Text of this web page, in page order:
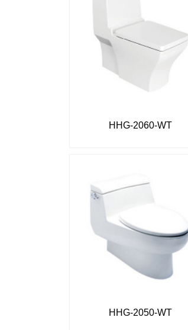
HHG-2060-WT
HHG-2050-WT